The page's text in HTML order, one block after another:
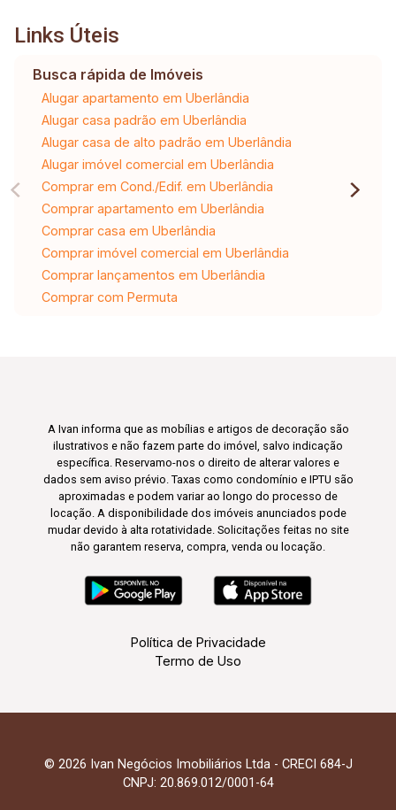
Links Úteis
Busca rápida de Imóveis
Alugar apartamento em Uberlândia
Alugar casa padrão em Uberlândia
Alugar casa de alto padrão em Uberlândia
Alugar imóvel comercial em Uberlândia
Comprar em Cond./Edif. em Uberlândia
Comprar apartamento em Uberlândia
Comprar casa em Uberlândia
Comprar imóvel comercial em Uberlândia
Comprar lançamentos em Uberlândia
Comprar com Permuta
A Ivan informa que as mobílias e artigos de decoração são
ilustrativos e não fazem parte do imóvel, salvo indicação
específica. Reservamo-nos o direito de alterar valores e
dados sem aviso prévio. Taxas como condomínio e IPTU são
aproximadas e podem variar ao longo do processo de
locação. A disponibilidade dos imóveis anunciados pode
mudar devido à alta rotatividade. Solicitações feitas no site
não garantem reserva, compra, venda ou locação.
Política de Privacidade
Termo de Uso
© 2026 Ivan Negócios Imobiliários Ltda - CRECI 684-J
CNPJ: 20.869.012/0001-64